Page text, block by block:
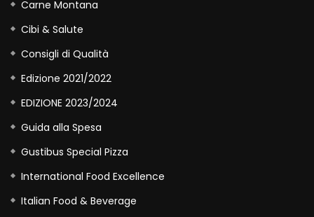
Carne Montana
Cibi & Salute
Consigli di Qualità
Edizione 2021/2022
EDIZIONE 2023/2024
Guida alla Spesa
Gustibus Special Pizza
International Food Excellence
Italian Food & Beverage